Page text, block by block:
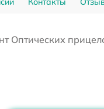
Оптических